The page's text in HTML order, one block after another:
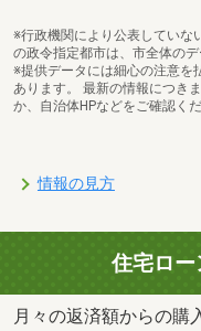
※行政機関により公表していな
の政令指定都市は、市全体のデ
※提供データには細心の注意を
あります。 最新の情報につき
か、自治体HPなどをご確認くだ
情報の見方
住宅ロ
月々の返済額からの購